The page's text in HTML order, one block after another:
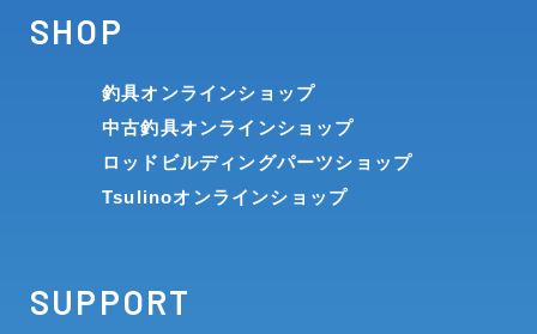
SHOP
釣具オンラインショップ
中古釣具オンラインショップ
ロッドビルディングパーツショップ
Tsulinoオンラインショップ
SUPPORT